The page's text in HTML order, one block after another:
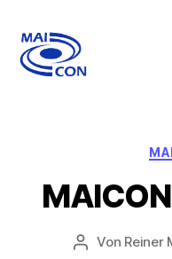
Beitragsautor
Von Reiner